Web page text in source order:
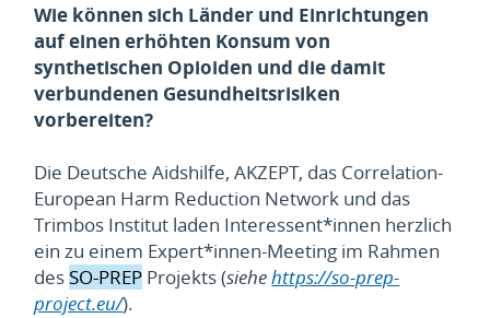
Wie können sich Länder und Einrichtungen
auf einen erhöhten Konsum von
synthetischen Opioiden und die damit
verbundenen Gesundheitsrisiken
vorbereiten?
Die Deutsche Aidshilfe, AKZEPT, das Correlation-
European Harm Reduction Network und das
Trimbos Institut laden Interessent*innen herzlich
ein zu einem Expert*innen-Meeting im Rahmen
des SO-PREP Projekts (siehehttps://so-prep-
project.eu/).